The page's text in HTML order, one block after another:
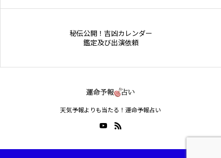
秘伝公開！吉凶カレンダー
鑑定及び出演依頼
天気予報よりも当たる！運命予報占い